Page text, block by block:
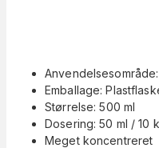
Emballage:
Størrelse: 500 ml
Dosering: 50 ml / 10
Meget koncentreret